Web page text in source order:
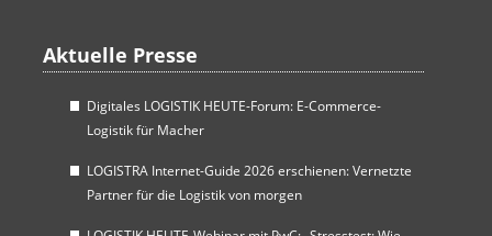
Aktuelle Presse
Digitales LOGISTIK HEUTE-Forum: E-Commerce-
Logistik für Macher
LOGISTRA Internet-Guide 2026 erschienen: Vernetzte
Partner für die Logistik von morgen